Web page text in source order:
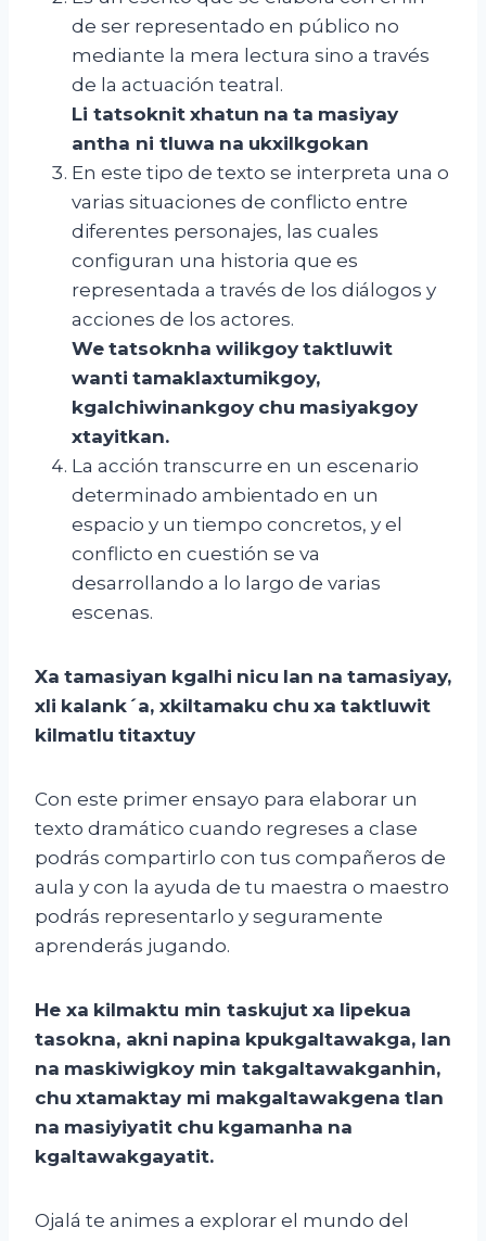
de ser representado en público no
mediante la mera lectura sino a través
de la actuación teatral.
Li tatsoknit xhatun na ta masiyay
antha ni tluwa na ukxilkgokan
En este tipo de texto se interpreta una o
varias situaciones de conflicto entre
diferentes personajes, las cuales
configuran una historia que es
representada a través de los diálogos y
acciones de los actores.
We tatsoknha wilikgoy taktluwit
wanti tamaklaxtumikgoy,
kgalchiwinankgoy chu masiyakgoy
xtayitkan.
La acción transcurre en un escenario
determinado ambientado en un
espacio y un tiempo concretos, y el
conflicto en cuestión se va
desarrollando a lo largo de varias
escenas.
Xa tamasiyan kgalhi nicu lan na tamasiyay,
xli kalank´a, xkiltamaku chu xa taktluwit
kilmatlu titaxtuy
Con este primer ensayo para elaborar un
texto dramático cuando regreses a clase
podrás compartirlo con tus compañeros de
aula y con la ayuda de tu maestra o maestro
podrás representarlo y seguramente
aprenderás jugando.
He xa kilmaktu min taskujut xa lipekua
tasokna, akni napina kpukgaltawakga, lan
na maskiwigkoy min takgaltawakganhin,
chu xtamaktay mi makgaltawakgena tlan
na masiyiyatit chu kgamanha na
kgaltawakgayatit.
Ojalá te animes a explorar el mundo del